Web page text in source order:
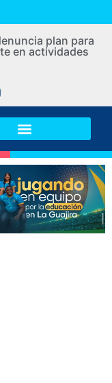
plan para
en actividades